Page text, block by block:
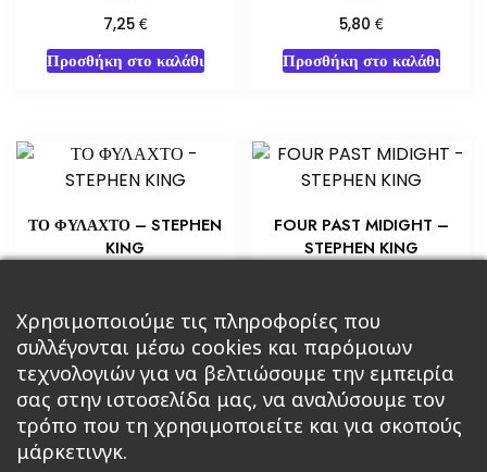
7,25 €
Προσθήκη στο καλάθι
5,80€
Προσθήκη στο καλάθι
ΤΟ ΦΥΛΑΧΤΟ – STEPHEN
KING
Προσθήκη στο καλάθι
FOUR PAST MIDIGHT –
STEPHEN KING
Προσθήκη στο καλάθι
Χρησιμοποιούμε τις πληροφορίες που
συλλέγονται μέσω cookies και παρόμοιων
τεχνολογιών για να βελτιώσουμε την εμπειρία
σας στην ιστοσελίδα μας, να αναλύσουμε τον
τρόπο που τη χρησιμοποιείτε και για σκοπούς
μάρκετινγκ.